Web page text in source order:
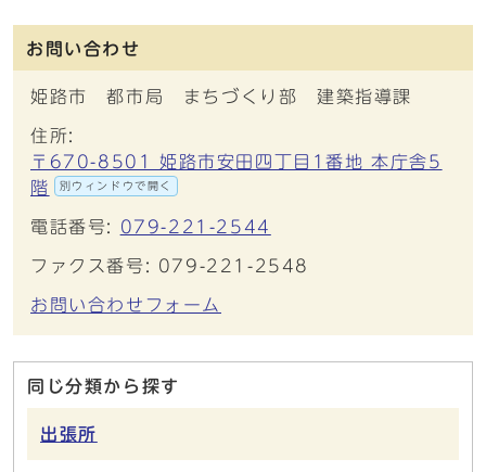
お問い合わせ
姫路市 都市局 まちづくり部 建築指導課
住所:
〒670-8501 姫路市安田四丁目1番地 本庁舎5
階
別ウィンドウで開く
電話番号: 079-221-2544
ファクス番号: 079-221-2548
お問い合わせフォーム
同じ分類から探す
出張所